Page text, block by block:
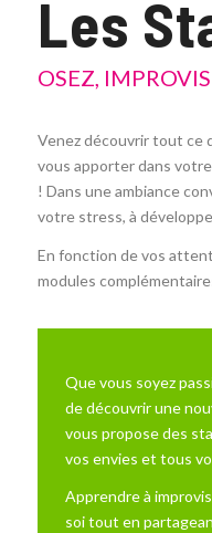
Les
OSEZ,
Venez découvrir tout ce
vous apporter dans
! Dans une ambiance
votre stress, à
En fonction de vos
modules
Que vous soyez
de découvrir une
vous propose des
vos envies et tous
Apprendre à
soi tout en